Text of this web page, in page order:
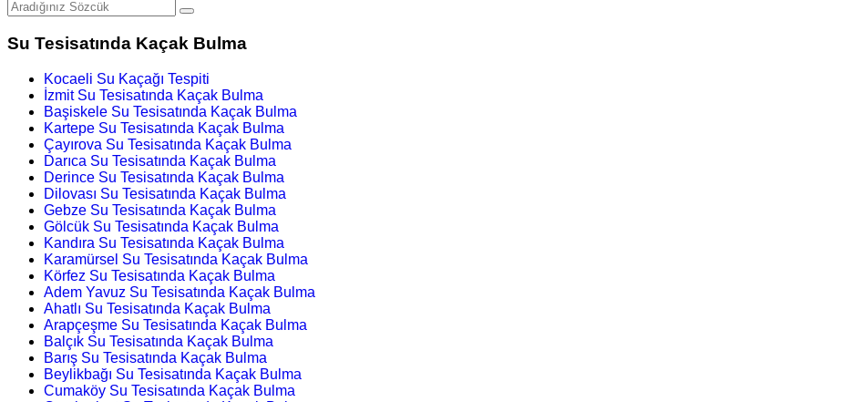
Su Tesisatında Kaçak Bulma
Kocaeli Su Kaçağı Tespiti
İzmit Su Tesisatında Kaçak Bulma
Başiskele Su Tesisatında Kaçak Bulma
Kartepe Su Tesisatında Kaçak Bulma
Çayırova Su Tesisatında Kaçak Bulma
Darıca Su Tesisatında Kaçak Bulma
Derince Su Tesisatında Kaçak Bulma
Dilovası Su Tesisatında Kaçak Bulma
Gebze Su Tesisatında Kaçak Bulma
Gölcük Su Tesisatında Kaçak Bulma
Kandıra Su Tesisatında Kaçak Bulma
Karamürsel Su Tesisatında Kaçak Bulma
Körfez Su Tesisatında Kaçak Bulma
Adem Yavuz Su Tesisatında Kaçak Bulma
Ahatlı Su Tesisatında Kaçak Bulma
Arapçeşme Su Tesisatında Kaçak Bulma
Balçık Su Tesisatında Kaçak Bulma
Barış Su Tesisatında Kaçak Bulma
Beylikbağı Su Tesisatında Kaçak Bulma
Cumaköy Su Tesisatında Kaçak Bulma